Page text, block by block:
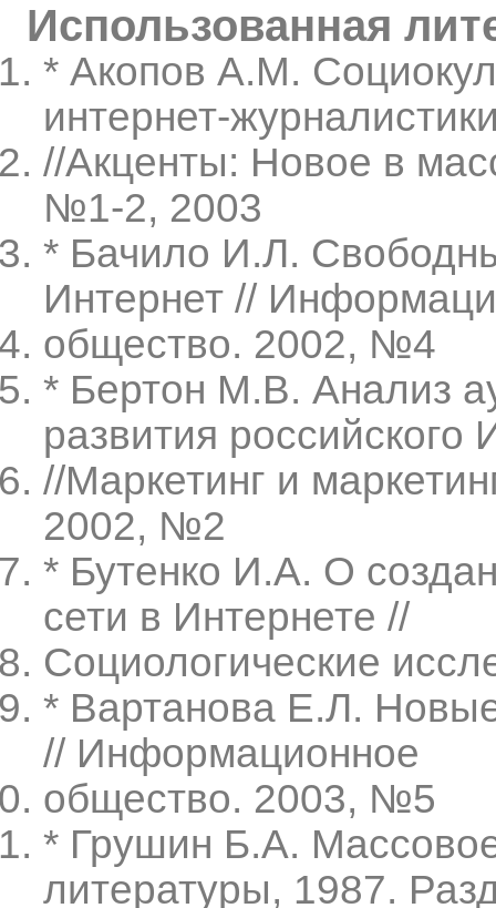
Использованная
* Акопов А.М.
интернет-
//Акценты: Новое в
№1-2, 2003
* Бачило И.Л.
Интернет //
общество. 2002, №4
* Бертон М.В. Анализ
развития российского
//Маркетинг и
2002, №2
* Бутенко И.А. О
сети в Интернете //
Социологические
* Вартанова Е.Л.
// Информационное
общество. 2003, №5
* Грушин Б.А.
литературы, 1987.